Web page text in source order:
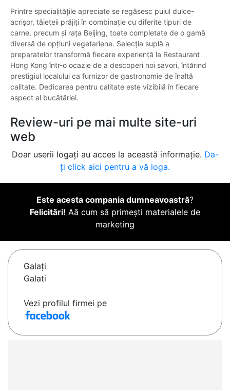
Printre specialitățile apreciate se regăsesc puiul dulce-
acrișor, tăiețeii prăjiți în combinație cu diferite tipuri de
carne, precum și rața Beijing, toate completate de o gamă
diversă de opțiuni vegetariene. Selecția suplă a
preparatelor transformă fiecare experiență la Restaurant
Hong Kong într-o ocazie de a descoperi noi savori, întărind
prestigiul localului ca furnizor de gastronomie de înaltă
calitate. Dedicarea pentru calitate este vizibilă în fiecare
aspect al bucătăriei.
Review-uri pe mai multe site-uri
web
Doar userii logați au acces la această informație. Da-
ți click aici pentru a vă loga.
Este acesta compania dumneavoastră?
Felicitări! Aă cum să primești materialele de
marketing
Galaţi
Galati
Vezi profilul firmei pe